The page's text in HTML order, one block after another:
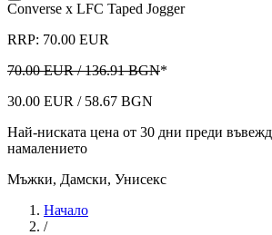
Converse x LFC Taped Jogger
RRP: 70.00 EUR
70.00 EUR / 136.91 BGN*
30.00 EUR / 58.67 BGN
Най-ниската цена от 30 дни преди
намалението
Мъжки, Дамски, Унисекс
Начало
/